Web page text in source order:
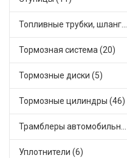
Топливные трубки, шланги, магистрали и рампы (3)
Тормозная система (20)
Тормозные диски (5)
Тормозные цилиндры (46)
Трамблеры автомобильные (40)
Уплотнители (6)